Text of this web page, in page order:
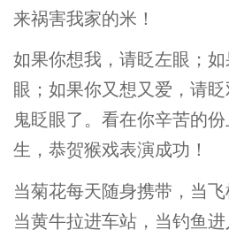
来祸害我家的米！
如果你想我，请眨左眼；
眼；如果你又想又爱，请
鬼眨眼了。看在你辛苦的
生，恭贺猴戏表演成功！
当菊花每天随身携带，当飞
当黄牛拉进车站，当钓鱼